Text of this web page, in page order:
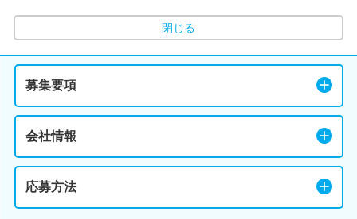
閉じる
募集要項
会社情報
応募方法